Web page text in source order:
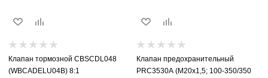
Клапан тормозной CBSCDL048
(WBCADELU04B) 8:1
Клапан предохранительный
PRC3530A (M20x1,5; 100-350/350